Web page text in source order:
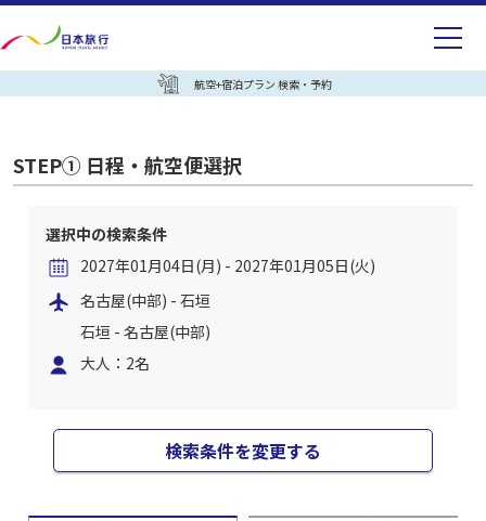
航空+宿泊プラン 検索・予約
STEP① 日程・航空便選択
選択中の検索条件
2027年01月04日(月) - 2027年01月05日(火)
名古屋(中部) - 石垣
石垣 - 名古屋(中部)
大人：2名
検索条件を変更する